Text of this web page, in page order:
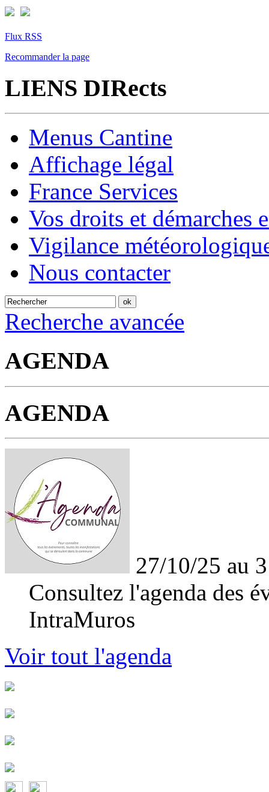
Flux RSS
Recommander la page
LIENS DIRects
Menus Cantine
Affichage légal
France Services
Vos droits et démarches
Vigilance
Nous contacter
Recherche avancée
AGENDA
AGENDA
27/10/25 au
Consultez l'agenda des
IntraMuros
Voir tout l'agenda